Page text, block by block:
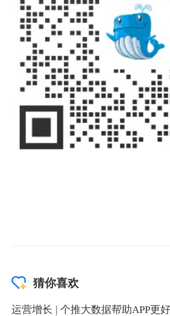
猜你喜欢
运营增长 | 个推大数据帮助APP更